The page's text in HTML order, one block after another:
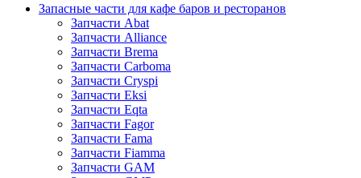
Запасные части для кафе баров и ресторанов
Запчасти Abat
Запчасти Alliance
Запчасти Brema
Запчасти Carboma
Запчасти Cryspi
Запчасти Eksi
Запчасти Eqta
Запчасти Fagor
Запчасти Fama
Запчасти Fiamma
Запчасти GAM